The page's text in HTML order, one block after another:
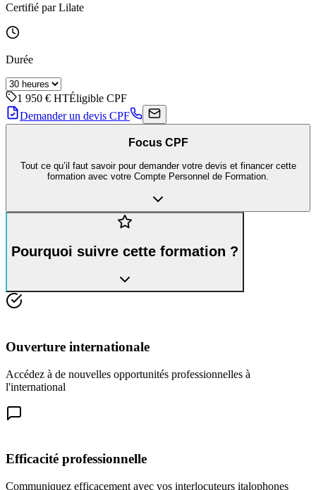
Certifié par Lilate
Durée
1 950 € HTÉligible CPF
Demander un devis CPF
Focus CPF
Tout ce qu’il faut savoir pour demander votre devis et financer cette
formation avec votre Compte Personnel de Formation.
Pourquoi suivre cette formation ?
Ouverture internationale
Accédez à de nouvelles opportunités professionnelles à
l'international
Efficacité professionnelle
Communiquez efficacement avec vos interlocuteurs italophones